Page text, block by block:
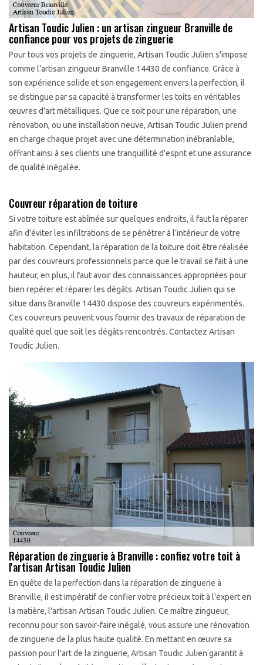
Artisan Toudic Julien : un artisan zingueur Branville de
confiance pour vos projets de zinguerie
Pour tous vos projets de zinguerie, Artisan Toudic Julien s'impose
comme l'artisan zingueur Branville 14430 de confiance. Grâce à
son expérience solide et son engagement envers la perfection, il
se distingue par sa capacité à transformer les toits en véritables
œuvres d'art métalliques. Que ce soit pour une réparation, une
rénovation, ou une installation neuve, Artisan Toudic Julien prend
en charge chaque projet avec une détermination inébranlable,
offrant ainsi à ses clients une tranquillité d'esprit et une assurance
de qualité inégalée.
Couvreur réparation de toiture
Si votre toiture est abîmée sur quelques endroits, il faut la réparer
afin d’éviter les infiltrations de se pénétrer à l’intérieur de votre
habitation. Cependant, la réparation de la toiture doit être réalisée
par des couvreurs professionnels parce que le travail se fait à une
hauteur, en plus, il faut avoir des connaissances appropriées pour
bien repérer et réparer les dégâts. Artisan Toudic Julien qui se
situe dans Branville 14430 dispose des couvreurs expérimentés.
Ces couvreurs peuvent vous fournir des travaux de réparation de
qualité quel que soit les dégâts rencontrés. Contactez Artisan
Toudic Julien.
Réparation de zinguerie à Branville : confiez votre toit à
l'artisan Artisan Toudic Julien
En quête de la perfection dans la réparation de zinguerie à
Branville, il est impératif de confier votre précieux toit à l'expert en
la matière, l'artisan Artisan Toudic Julien. Ce maître zingueur,
reconnu pour son savoir-faire inégalé, vous assure une rénovation
de zinguerie de la plus haute qualité. En mettant en œuvre sa
passion pour l'art de la zinguerie, Artisan Toudic Julien garantit à